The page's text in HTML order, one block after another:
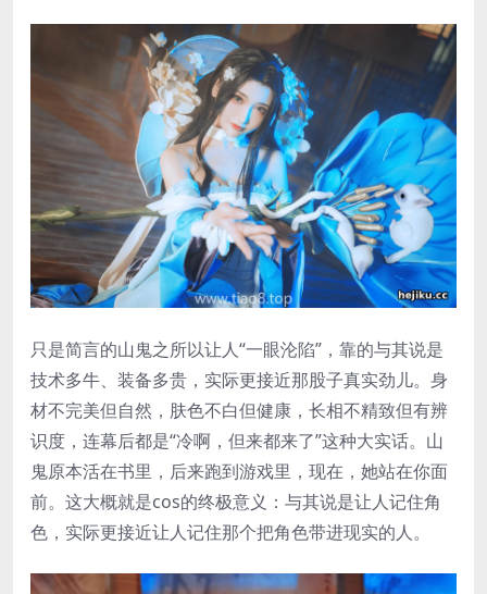
只是简言的山鬼之所以让人“一眼沦陷”，靠的与其说是
技术多牛、装备多贵，实际更接近那股子真实劲儿。身
材不完美但自然，肤色不白但健康，长相不精致但有辨
识度，连幕后都是“冷啊，但来都来了”这种大实话。山
鬼原本活在书里，后来跑到游戏里，现在，她站在你面
前。这大概就是cos的终极意义：与其说是让人记住角
色，实际更接近让人记住那个把角色带进现实的人。